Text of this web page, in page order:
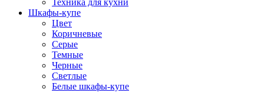
Техника для кухни
Шкафы-купе
Цвет
Коричневые
Серые
Темные
Черные
Светлые
Белые шкафы-купе